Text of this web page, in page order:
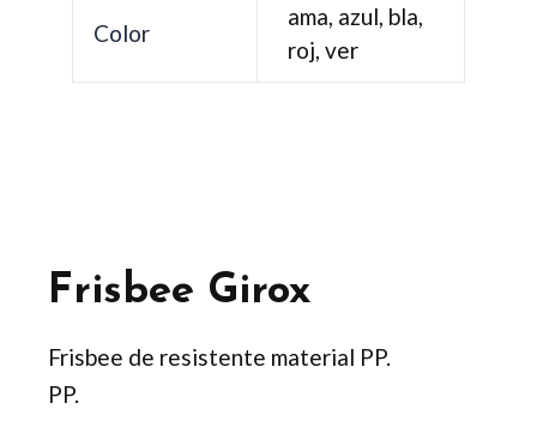
Color
ama, azul, bla,
roj, ver
Frisbee Girox
Frisbee de resistente material PP.
PP.